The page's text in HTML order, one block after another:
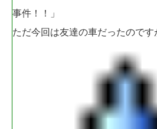
事件！！」
ただ今回は友達の車だったのです